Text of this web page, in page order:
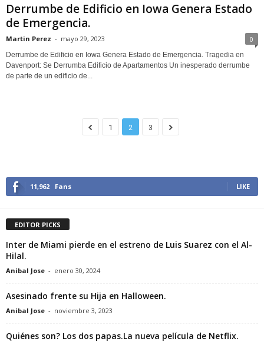
Derrumbe de Edificio en Iowa Genera Estado
de Emergencia.
Martin Perez - mayo 29, 2023 0
Derrumbe de Edificio en Iowa Genera Estado de Emergencia. Tragedia en
Davenport: Se Derrumba Edificio de Apartamentos Un inesperado derrumbe
de parte de un edificio de...
1 2 3
11,962 Fans LIKE
EDITOR PICKS
Inter de Miami pierde en el estreno de Luis Suarez con el Al-
Hilal.
Anibal Jose - enero 30, 2024
Asesinado frente su Hija en Halloween.
Anibal Jose - noviembre 3, 2023
Quiénes son? Los dos papas.La nueva película de Netflix.